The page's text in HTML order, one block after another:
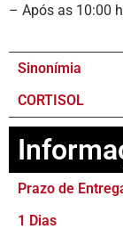
– Após as 10:00
Sinonímia
CORTISOL
Prazo de
1 Dias